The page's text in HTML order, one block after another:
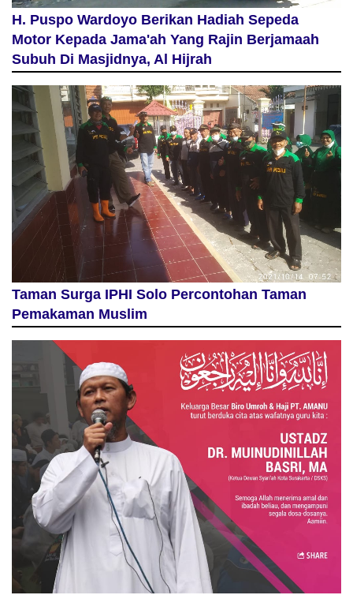
H. Puspo Wardoyo Berikan Hadiah Sepeda
Motor Kepada Jama'ah Yang Rajin Berjamaah
Subuh Di Masjidnya, Al Hijrah
Taman Surga IPHI Solo Percontohan Taman
Pemakaman Muslim